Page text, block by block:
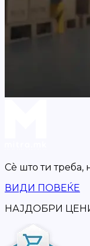
Сè што ти треба,
ВИДИ ПОВЕЌЕ
НАЈДОБРИ